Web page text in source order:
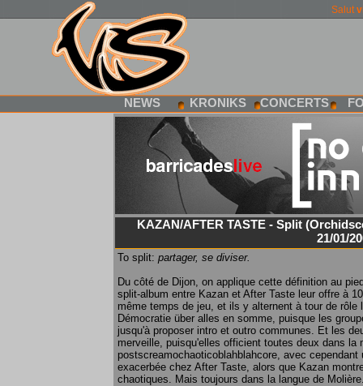
NEWS KRONIKS CONCERTS
Salut
KAZAN/AFTER TASTE - Split
21/01/
To split: partager, se diviser.
Du côté de Dijon, on applique cette définition au
split-album entre Kazan et After Taste leur offre à
même temps de jeu, et ils y alternent à tour de rôle
Démocratie über alles en somme, puisque les
jusqu'à proposer intro et outro communes. Et les
merveille, puisqu'elles officient toutes deux dans la
postscreamochaoticoblahblahcore, avec
exacerbée chez After Taste, alors que Kazan
chaotiques. Mais toujours dans la langue de